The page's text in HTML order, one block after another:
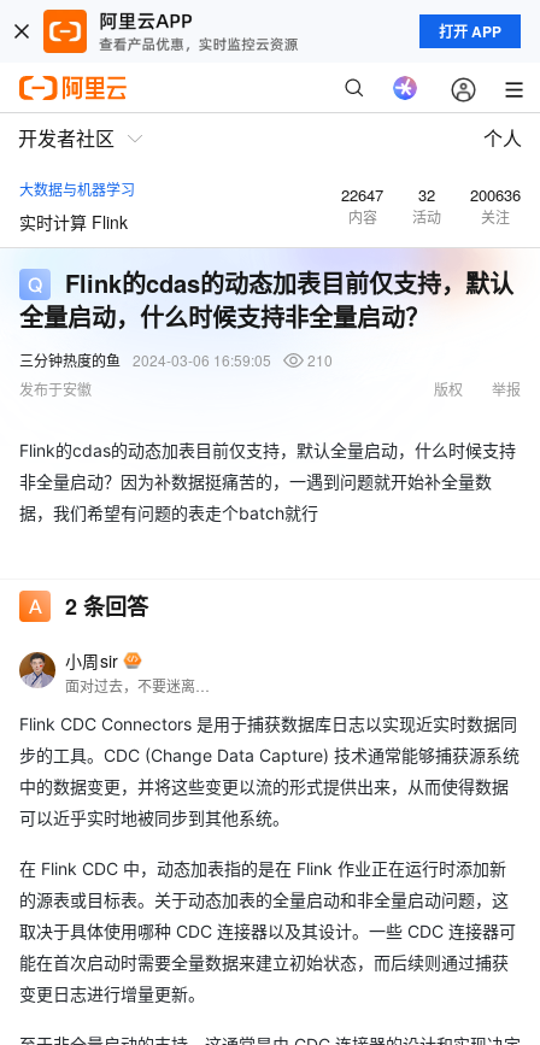
打开 APP
开发者社区 个人
大数据与机器学习
实时计算 Flink
22647
内容
32
活动
200636
关注
Flink的cdas的动态加表目前仅支持，默认
全量启动，什么时候支持非全量启动？
三分钟热度的鱼 2024-03-06 16:59:05
210
发布于安徽
举报
版权
Flink的cdas的动态加表目前仅支持，默认全量启动，什么时候支持
非全量启动？因为补数据挺痛苦的，一遇到问题就开始补全量数
据，我们希望有问题的表走个batch就行
2条回答
小周sir
Flink CDC Connectors 是用于捕获数据库日志以实现近实时数据同
步的工具。CDC (Change Data Capture) 技术通常能够捕获源系统
中的数据变更，并将这些变更以流的形式提供出来，从而使得数据
可以近乎实时地被同步到其他系统。
在 Flink CDC 中，动态加表指的是在 Flink 作业正在运行时添加新
的源表或目标表。关于动态加表的全量启动和非全量启动问题，这
取决于具体使用哪种 CDC 连接器以及其设计。一些 CDC 连接器可
能在首次启动时需要全量数据来建立初始状态，而后续则通过捕获
变更日志进行增量更新。